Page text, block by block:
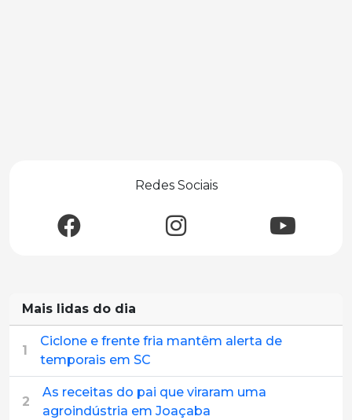
Redes Sociais
Mais lidas do dia
1
Ciclone e frente fria mantêm alerta de
temporais em SC
2
As receitas do pai que viraram uma
agroindústria em Joaçaba